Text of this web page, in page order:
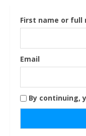
First name or full
Email
By continuing,